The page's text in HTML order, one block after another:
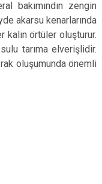
bakımındın zengin
akarsu kenarlarında
kalın örtüler oluşturur.
tarıma elverişlidir.
oluşumunda önemli